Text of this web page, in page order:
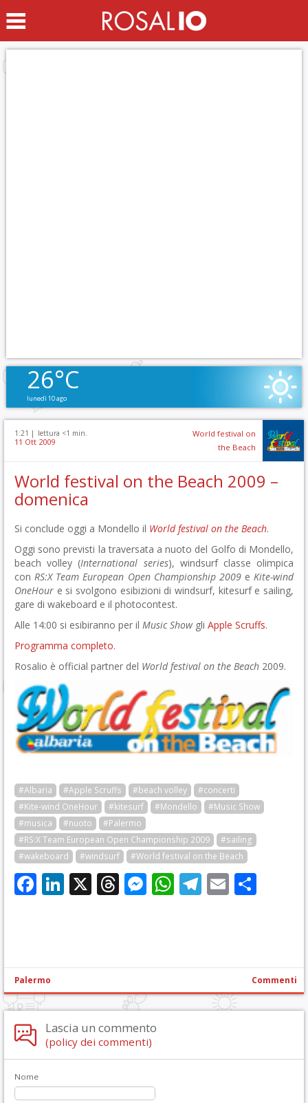
26°C
lunedì 10 ago
1:21 | lettura <1 min.
11 Ott 2009
World festival on
the Beach
World festival on the Beach 2009 –
domenica
Si conclude oggi a Mondello il World festival on the Beach.
Oggi sono previsti la traversata a nuoto del Golfo di Mondello,
beach volley (International series), windsurf classe olimpica
conRS:X Team European Open Championship 2009e Kite-wind
OneHour e si svolgono esibizioni di windsurf, kitesurf e sailing,
gare di wakeboard e il photocontest.
Alle 14:00 si esibiranno per il Music Showgli Apple Scruffs.
Programma completo.
Rosalio è official partner del World festival on the Beach 2009.
#Albaria #Apple Scruffs #beach volley
#concerti
#Kite-wind OneHour
#kitesurf #Mondello
#Music Show
#musica
#nuoto
#Palermo
#RS:X Team European Open Championship 2009
#sailing
#wakeboard
#windsurf #World festival on the Beach
Facebook
LinkedIn
X Threads
Messenger
WhatsApp
Telegram
Email
Palermo Commenti
Lascia un commento
(policy dei commenti)
Nome